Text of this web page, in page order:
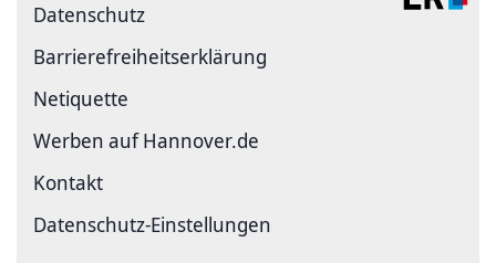
Datenschutz
Barriere­freiheits­erklärung
Netiquette
Werben auf Hannover.de
Kontakt
Datenschutz-Einstellungen